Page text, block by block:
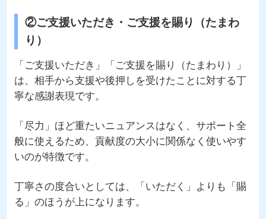
②ご支援いただき・ご支援を賜り（たまわ
り）
「ご支援いただき」「ご支援を賜り（たまわり）」
は、相手から支援や後押しを受けたことに対する丁
寧な感謝表現です。
「尽力」ほど重たいニュアンスはなく、サポート全
般に使えるため、貢献度の大小に関係なく使いやす
いのが特徴です。
丁寧さの度合いとしては、「いただく」よりも「賜
る」のほうが上になります。